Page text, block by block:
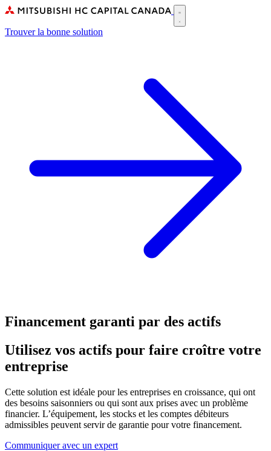
Skip
main
Main
navigation
Trouver la bonne solution
Financement garanti par des actifs
Utilisez vos actifs pour faire croître votre
entreprise
Cette solution est idéale pour les entreprises en croissance, qui ont
des besoins saisonniers ou qui sont aux prises avec un problème
financier. L’équipement, les stocks et les comptes débiteurs
admissibles peuvent servir de garantie pour votre financement.
Communiquer avec un expert